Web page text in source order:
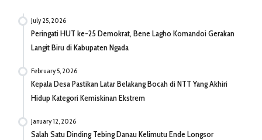
July 25, 2026
Peringati HUT ke-25 Demokrat, Bene Lagho Komandoi Gerakan
Langit Biru di Kabupaten Ngada
February 5, 2026
Kepala Desa Pastikan Latar Belakang Bocah di NTT Yang Akhiri
Hidup Kategori Kemiskinan Ekstrem
January 12, 2026
Salah Satu Dinding Tebing Danau Kelimutu Ende Longsor